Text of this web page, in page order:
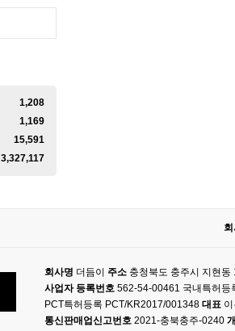
1,208
1,169
15,591
3,327,117
회사명 더듬이 주소 충청북도 충주시 지현동
사업자 등록번호 562-54-00461 국내특허등
PCT특허등록 PCT/KR2017/001348 대표 이
통신판매업신고번호 2021-충북충주-0240